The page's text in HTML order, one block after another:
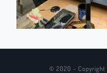
© 2020 - Copyright